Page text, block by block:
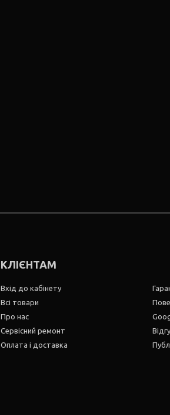
КЛІЄНТАМ
Вхід до кабінету
Всі товари
Про нас
Сервісний ремонт
Оплата і доставка